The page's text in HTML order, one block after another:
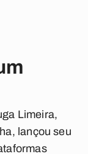
Limeira,
lançou seu